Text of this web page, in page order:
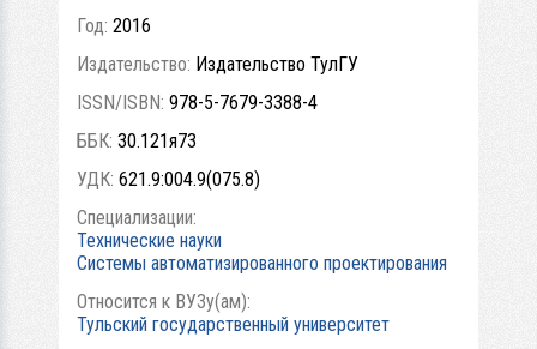
Год: 2016
Издательство: Издательство ТулГУ
ISSN/ISBN: 978-5-7679-3388-4
ББК: 30.121я73
УДК: 621.9:004.9(075.8)
Специализации:
Технические науки
Системы автоматизированного проектирования
Относится к ВУЗу(ам):
Тульский государственный университет